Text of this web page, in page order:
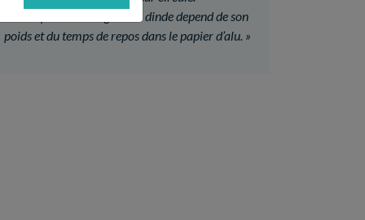
Le temps de rôtissage de la dinde depend de son
poids et du temps de repos dans le papier d’alu. »